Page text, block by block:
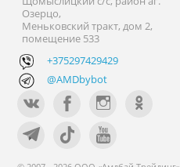
Озерцо,
Меньковский тракт, дом 2,
помещение 533
+375297429429
@AMDbybot